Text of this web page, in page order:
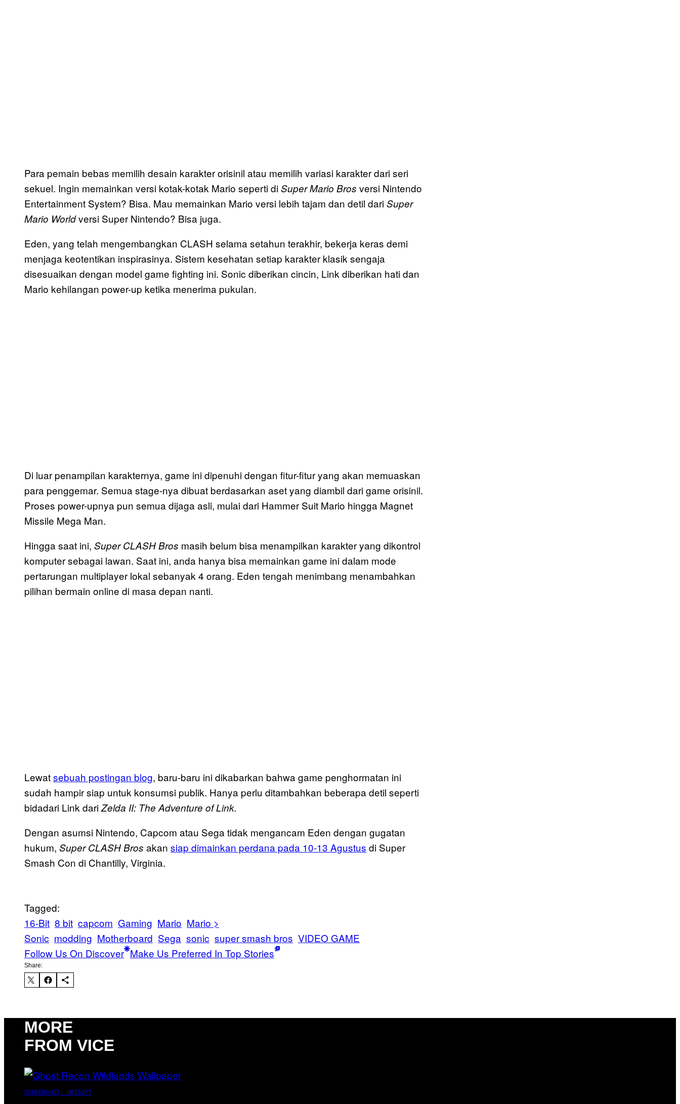
Para pemain bebas memilih desain karakter orisinil atau memilih variasi karakter dari seri
sekuel. Ingin memainkan versi kotak-kotak Mario seperti diSuper Mario Bros versi Nintendo
Entertainment System? Bisa. Mau memainkan Mario versi lebih tajam dan detil dariSuper
Mario Worldversi Super Nintendo? Bisa juga.
Eden, yang telah mengembangkan CLASH selama setahun terakhir, bekerja keras demi
menjaga keotentikan inspirasinya. Sistem kesehatan setiap karakter klasik sengaja
disesuaikan dengan model game fighting ini. Sonic diberikan cincin, Link diberikan hati dan
Mario kehilangan power-up ketika menerima pukulan.
Di luar penampilan karakternya, game ini dipenuhi dengan fitur-fitur yang akan memuaskan
para penggemar. Semua stage-nya dibuat berdasarkan aset yang diambil dari game orisinil.
Proses power-upnya pun semua dijaga asli, mulai dari Hammer Suit Mario hingga Magnet
Missile Mega Man.
Hingga saat ini, Super CLASH Bros masih belum bisa menampilkan karakter yang dikontrol
komputer sebagai lawan. Saat ini, anda hanya bisa memainkan game ini dalam mode
pertarungan multiplayer lokal sebanyak 4 orang. Eden tengah menimbang menambahkan
pilihan bermain online di masa depan nanti.
Lewatsebuah postingan blog, baru-baru ini dikabarkan bahwa game penghormatan ini
sudah hampir siap untuk konsumsi publik. Hanya perlu ditambahkan beberapa detil seperti
bidadari Link dariZelda II: The Adventure of Link.
Dengan asumsi Nintendo, Capcom atau Sega tidak mengancam Eden dengan gugatan
hukum, Super CLASH Bros akan siap dimainkan perdana pada 10-13 Agustus di Super
Smash Con di Chantilly, Virginia.
Tagged:
16-Bit 8 bit capcom Gaming Mario Mario >
Sonic modding Motherboard Sega sonic super smash bros VIDEO GAME
Follow Us On Discover Make Us Preferred In Top Stories
Share:
MORE
FROM VICE
SCREENSHOT: UBISOFT